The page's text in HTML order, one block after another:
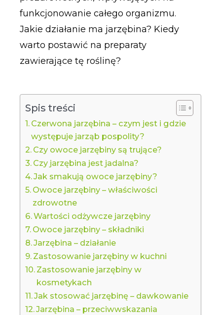
funkcjonowanie całego organizmu.
Jakie działanie ma jarzębina? Kiedy
warto postawić na preparaty
zawierające tę roślinę?
Spis treści
Czerwona jarzębina – czym jest i gdzie
występuje jarząb pospolity?
Czy owoce jarzębiny są trujące?
Czy jarzębina jest jadalna?
Jak smakują owoce jarzębiny?
Owoce jarzębiny – właściwości
zdrowotne
Wartości odżywcze jarzębiny
Owoce jarzębiny – składniki
Jarzębina – działanie
Zastosowanie jarzębiny w kuchni
Zastosowanie jarzębiny w
kosmetykach
Jak stosować jarzębinę – dawkowanie
Jarzębina – przeciwwskazania